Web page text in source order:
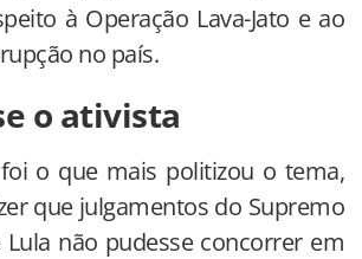
à Operação Lava-Jato e ao
no país.
o ativista
o que mais politizou o tema,
que julgamentos do Supremo
não pudesse concorrer em